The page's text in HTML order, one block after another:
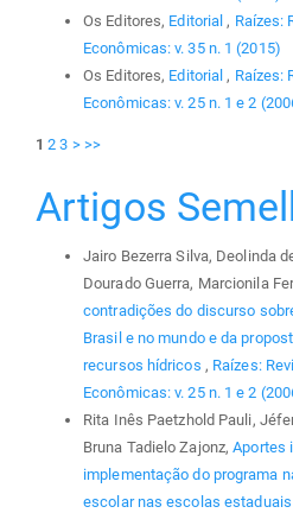
Os Editores, Editorial, Raízes:
Econômicas: v. 35 n. 1 (2015)
Os Editores, Editorial, Raízes:
Econômicas: v. 25 n. 1 e 2
1 2 3 > >>
Artigos
Jairo Bezerra Silva, Deolinda
Dourado Guerra, Marcionila
contradições do discurso
Brasil e no mundo e da
recursos hídricos , Raízes:
Econômicas: v. 25 n. 1 e 2
Rita Inês Paetzhold Pauli,
Bruna Tadielo Zajonz,Aportes
implementação do programa
escolar nas escolas